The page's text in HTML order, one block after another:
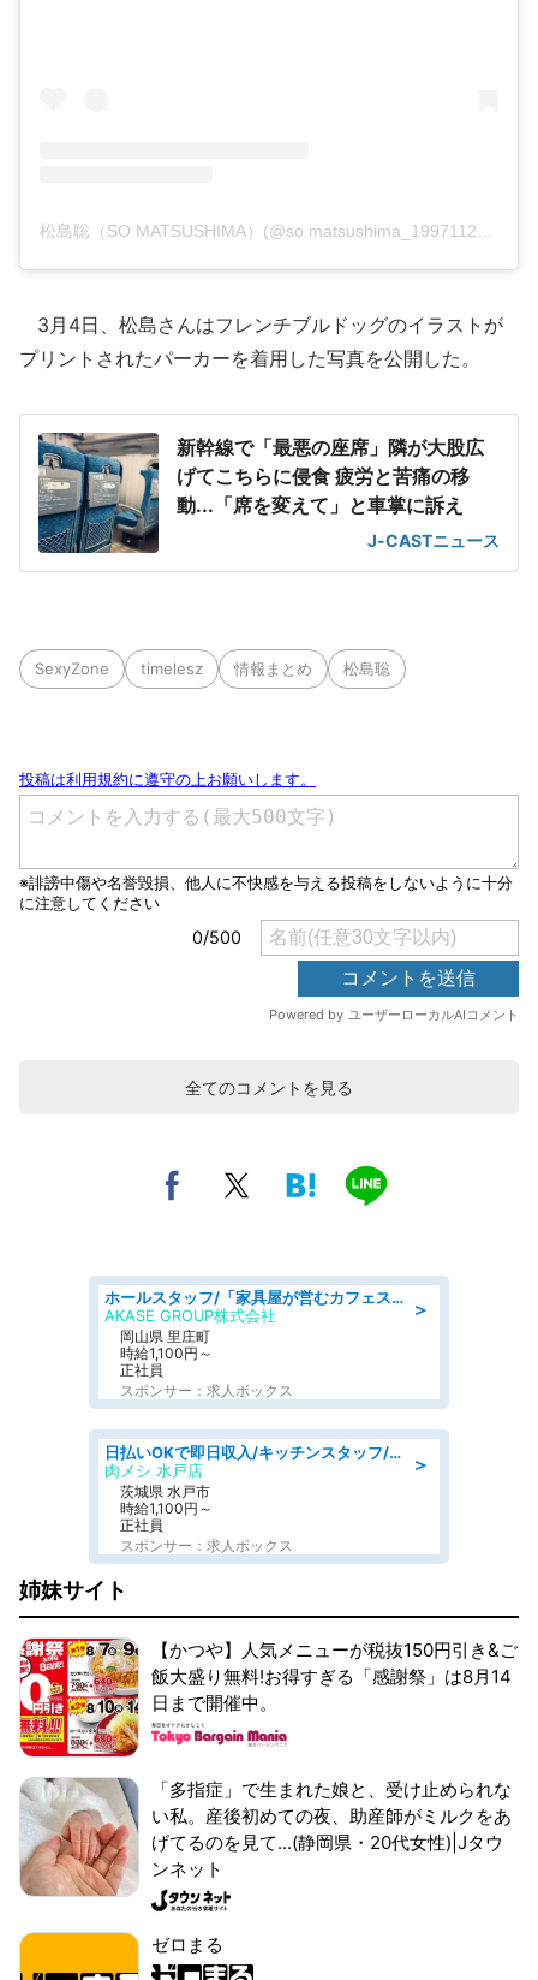
3月4日、松島さんはフレンチブルドッグのイラストが
プリントされたパーカーを着用した写真を公開した。
新幹線で「最悪の座席」隣が大股広
げてこちらに侵食 疲労と苦痛の移
動...「席を変えて」と車掌に訴え
J-CASTニュース
SexyZone timelesz 情報まとめ 松島聡
全てのコメントを見る
＞
ホールスタッフ/「家具屋が営むカフェスタッフ!」週2日～OK!嬉しいまかない付き/岡山県/浅口郡里庄町
AKASE GROUP株式会社
岡山県 里庄町
時給1,100円～
正社員
スポンサー：求人ボックス
＞
日払いOKで即日収入/キッチンスタッフ/「原付免許必須」デリバリー業務など、自己成長可能な幅広い仕事に挑戦!髪型自由&ピアス・ネイルOK/茨城県/水戸市
肉メシ 水戸店
茨城県 水戸市
時給1,100円～
正社員
スポンサー：求人ボックス
姉妹サイト
【かつや】人気メニューが税抜150円引き&ご
飯大盛り無料!お得すぎる「感謝祭」は8月14
日まで開催中。
「多指症」で生まれた娘と、受け止められな
い私。産後初めての夜、助産師がミルクをあ
げてるのを見て...(静岡県・20代女性)|Jタウ
ンネット
ゼロまる